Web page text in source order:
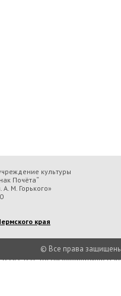
культуры
Почёта“
М. Горького»
края
© Все права
краевое бюджетное
с тем, что мы обрабатываем